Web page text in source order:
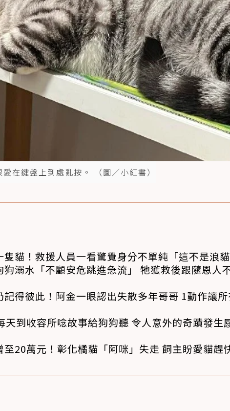
在鍵盤上到處亂按。 （圖／小紅書）
貓！救援人員一看驚覺身分不單純「這不是浪貓
狗溺水「不顧安危跳進急流」 牠獲救後跟隨恩人
記得彼此！阿金一眼認出失散多年哥哥 1動作讓所
天到收容所唸故事給狗狗聽 令人意外的奇蹟發生
至20萬元！彰化橘貓「阿咪」失走 飼主盼愛貓趕